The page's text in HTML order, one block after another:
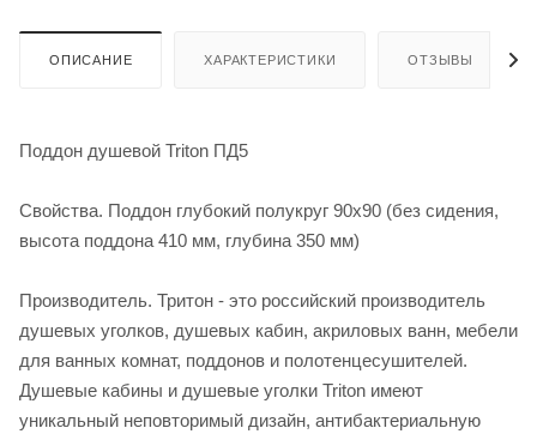
ОПИСАНИЕ ХАРАКТЕРИСТИКИ ОТЗЫВЫ
Поддон душевой Triton ПД5
Свойства. Поддон глубокий полукруг 90х90 (без сидения,
высота поддона 410 мм, глубина 350 мм)
Производитель. Тритон - это российский производитель
душевых уголков, душевых кабин, акриловых ванн, мебели
для ванных комнат, поддонов и полотенцесушителей.
Душевые кабины и душевые уголки Triton имеют
уникальный неповторимый дизайн, антибактериальную